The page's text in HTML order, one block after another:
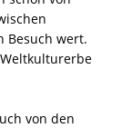
Besuch wert.
von den